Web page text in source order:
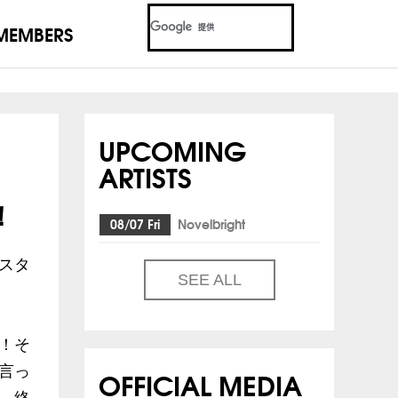
タ
そ
っ
UPCOMING
ARTISTS
08/07 Fri Novelbright
SEE ALL
OFFICIAL MEDIA